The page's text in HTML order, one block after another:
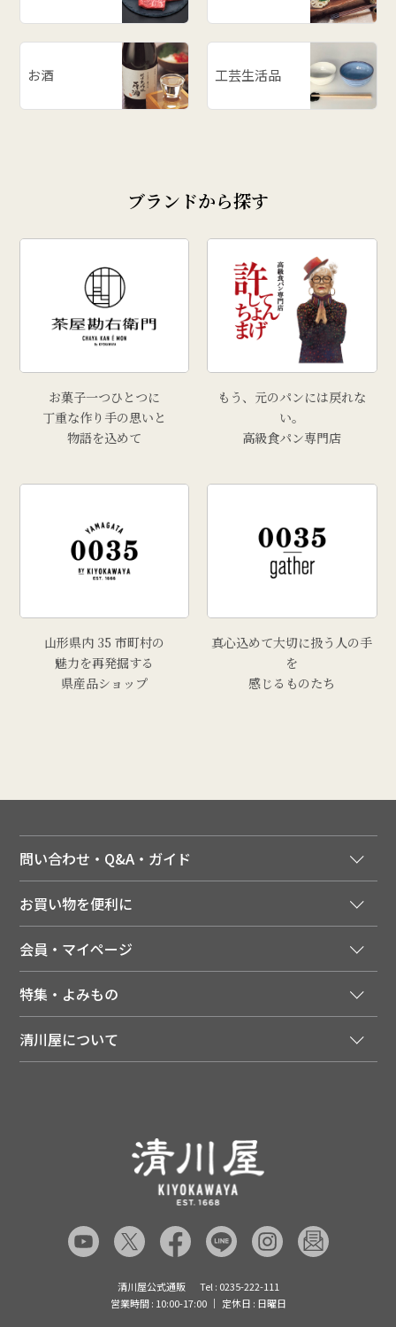
お酒 工芸生活品
ブランドから探す
お菓子一つひとつに
丁重な作り手の思いと
物語を込めて
もう、元のパンには戻れな
い。
高級食パン専門店
山形県内 35 市町村の
魅力を再発掘する
県産品ショップ
真心込めて大切に扱う人の手
を
感じるものたち
問い合わせ・Q&A・ガイド
ご利用ガイド
領収書について
送料について
配達日について
返品について
よくあるご質問（FAQ）
あんしんの品質保証について（産直品）
品質保証について（通常品）
お買い物を便利に
季節のカタログを無料でお届け
店舗・ECポイント共通アプリ
LINEお友だち登録
会員・マイページ
会員特典について
注文履歴
特集・よみもの
メディア掲載商品
清川屋のレビューを見る
清川屋について
清川屋公式通販
Tel : 0235-222-111
営業時間 : 10:00-17:00
定休日 : 日曜日